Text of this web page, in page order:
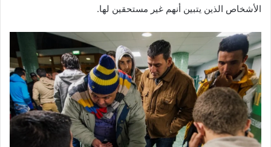
الأشخاص الذين يتبين أنهم غير مستحقين لها.